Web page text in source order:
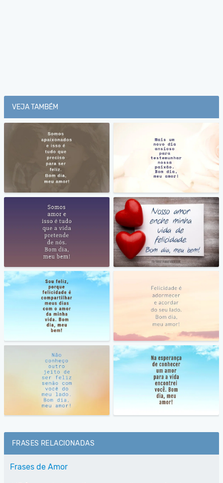
VEJA TAMBÉM
FRASES RELACIONADAS
Frases de Amor